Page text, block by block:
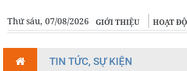
Thứ sáu, 07/08/2026 GIỚI THIỆU HOẠT
TIN TỨC, SỰ KIỆN